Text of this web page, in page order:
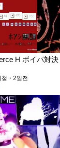
H ボイパ対決
・2일전